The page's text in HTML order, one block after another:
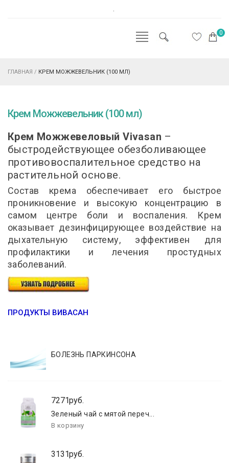
.
0
ГЛАВНАЯ / КРЕМ МОЖЖЕВЕЛЬНИК (100 МЛ)
Крем Можжевельник (100 мл)
Крем Можжевеловый Vivasan –
быстродействующее обезболивающее
противовоспалительное средство на
растительной основе.
Состав крема обеспечивает его быстрое
проникновение и высокую концентрацию в
самом центре боли и воспаления. Крем
оказывает дезинфицирующее воздействие на
дыхательную систему, эффективен для
профилактики и лечения простудных
заболеваний.
ПРОДУКТЫ ВИВАСАН
БОЛЕЗНЬ ПАРКИНСОНА
7271руб.
Зеленый чай с мятой переч...
3131руб.